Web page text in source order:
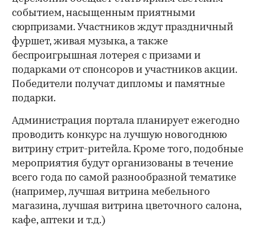
событием, насыщенным приятными
сюрпризами. Участников ждут праздничный
фуршет, живая музыка, а также
беспроигрышная лотерея с призами и
подарками от спонсоров и участников акции.
Победители получат дипломы и памятные
подарки.
Администрация портала планирует ежегодно
проводить конкурс на лучшую новогоднюю
витрину стрит-ритейла. Кроме того, подобные
мероприятия будут организованы в течение
всего года по самой разнообразной тематике
(например, лучшая витрина мебельного
магазина, лучшая витрина цветочного салона,
кафе, аптеки и т.д.)